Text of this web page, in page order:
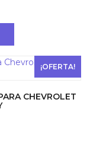
¡OFERTA!
CHEVROLET